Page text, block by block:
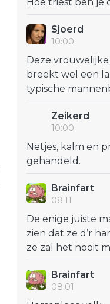
Sjoerd
10:00
Deze
breekt wel een
typische
Zeikerd
10:00
Netjes, kalm en
gehandeld.
Brainfart
08:11
De enige juiste
zien dat ze d’r
ze zal het nooit
Brainfart
08:01